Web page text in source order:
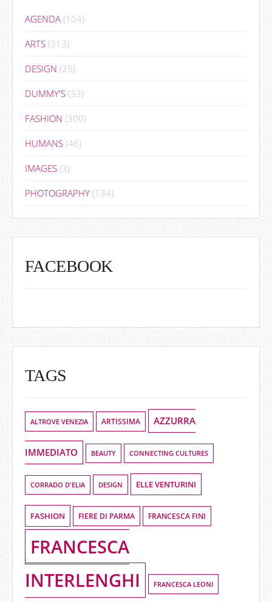
AGENDA (104)
ARTS (313)
DESIGN (25)
DUMMY'S (33)
FASHION (300)
HUMANS (46)
IMAGES (3)
PHOTOGRAPHY (134)
FACEBOOK
TAGS
ALTROVE VENEZIA ARTISSIMA AZZURRA
IMMEDIATO BEAUTY CONNECTING CULTURES
CORRADO D'ELIA DESIGN ELLE VENTURINI
FASHION FIERE DI PARMA FRANCESCA FINI
FRANCESCA
INTERLENGHI
FRANCESCA LEONI